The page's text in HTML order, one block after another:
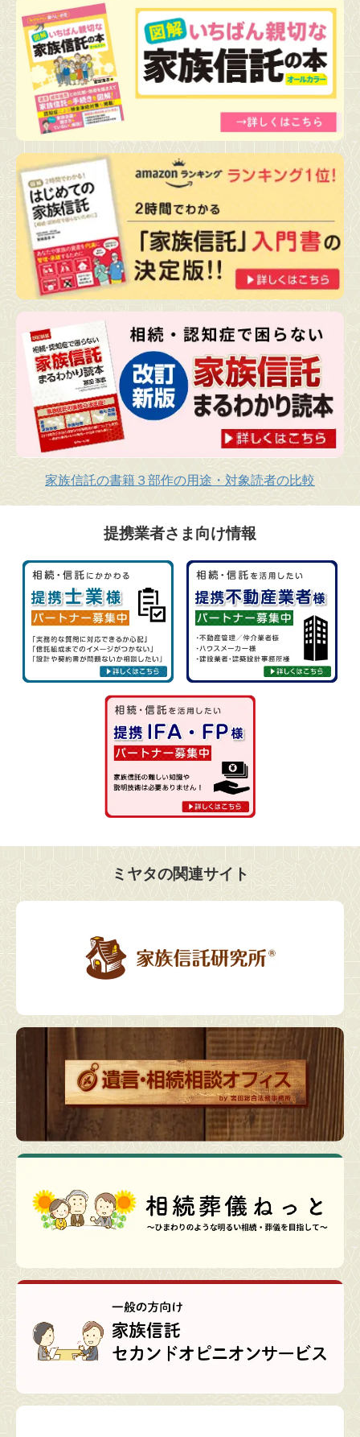
家族信託の書籍３部作の用途・対象読者の比較
提携業者さま向け情報
ミヤタの関連サイト